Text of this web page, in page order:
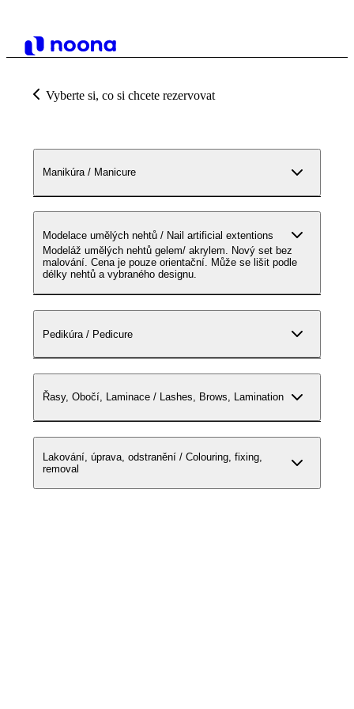
Vyberte si, co si chcete rezervovat
Manikúra / Manicure
Modelace umělých nehtů / Nail artificial extentions
Modeláž umělých nehtů gelem/ akrylem. Nový set bez
malování. Cena je pouze orientační. Může se lišit podle
délky nehtů a vybraného designu.
Pedikúra / Pedicure
Řasy, Obočí, Laminace / Lashes, Brows, Lamination
Lakování, úprava, odstranění / Colouring, fixing,
removal